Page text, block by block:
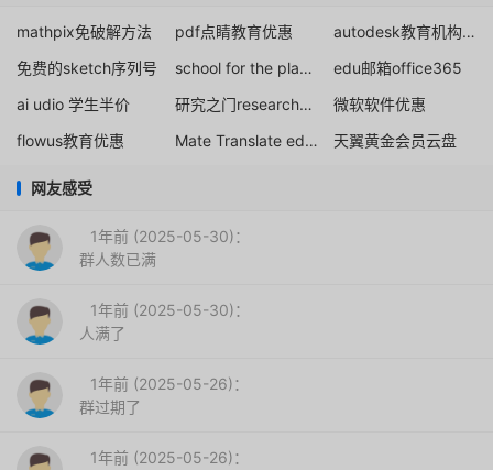
mathpix免破解方法 pdf点睛教育优惠
autodesk教育机构提供网站
免费的sketch序列号
school for the planet
edu邮箱office365
ai udio 学生半价
研究之门researchgate免费注册申请
微软软件优惠
flowus教育优惠
Mate Translate education 天翼黄金会员云盘
网友感受
1年前 (2025-05-30)：
群人数已满
1年前 (2025-05-30)：
人满了
1年前 (2025-05-26)：
群过期了
1年前 (2025-05-26)：